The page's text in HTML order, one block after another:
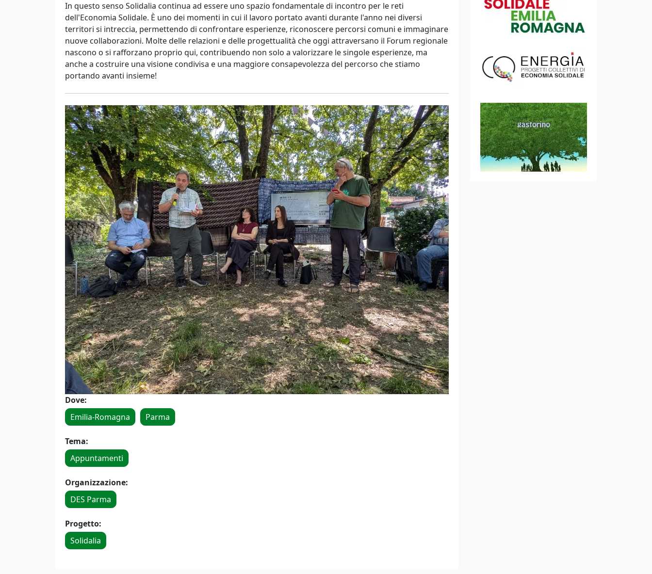
In questo senso Solidalia continua ad essere uno spazio fondamentale di incontro per le reti
dell'Economia Solidale. È uno dei momenti in cui il lavoro portato avanti durante l'anno nei diversi
territori si intreccia, permettendo di confrontare esperienze, riconoscere percorsi comuni e immaginare
nuove collaborazioni. Molte delle relazioni e delle progettualità che oggi attraversano il Forum regionale
nascono o si rafforzano proprio qui, contribuendo non solo a valorizzare le singole esperienze, ma
anche a costruire una visione condivisa e una maggiore consapevolezza del percorso che stiamo
portando avanti insieme!
Dove:
Emilia-Romagna
Parma
Tema:
Appuntamenti
Organizzazione:
DES Parma
Progetto:
Solidalia